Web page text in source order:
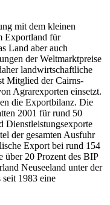
mit dem kleinen
Exportland für
Land aber auch
der Weltmarktpreise
landwirtschaftliche
Mitglied der Cairns-
Agrarexporten einsetzt.
die Exportbilanz. Die
2001 für rund 50
Dienstleistungsexporte
der gesamten Ausfuhr
Export bei rund 154
über 20 Prozent des BIP
Neuseeland unter der
1983 eine